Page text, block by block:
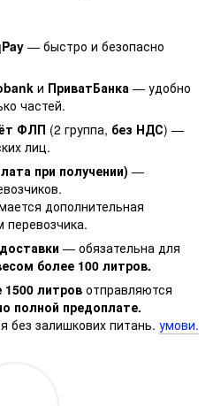
— быстро и безопасно
и ПриватБанка — удобно
частей.
ФЛП (2 группа, без НДС) —
лиц.
при получении) —
дополнительная
перевозчика.
— обязательна для
более 100 литров.
литров отправляются
полной предоплате.
без залишкових питань. умови.